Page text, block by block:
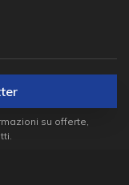
su offerte,